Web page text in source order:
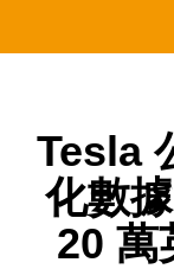
Tesla
化數
20 萬